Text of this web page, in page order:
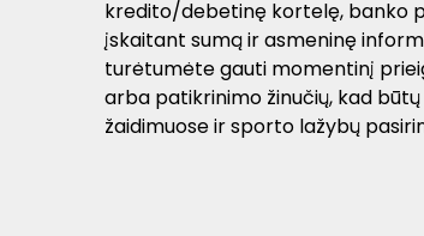
kredito/debetinę kortelę, banko
įskaitant sumą ir asmeninę
turėtumėte gauti momentinį
arba patikrinimo žinučių, kad
žaidimuose ir sporto lažybų